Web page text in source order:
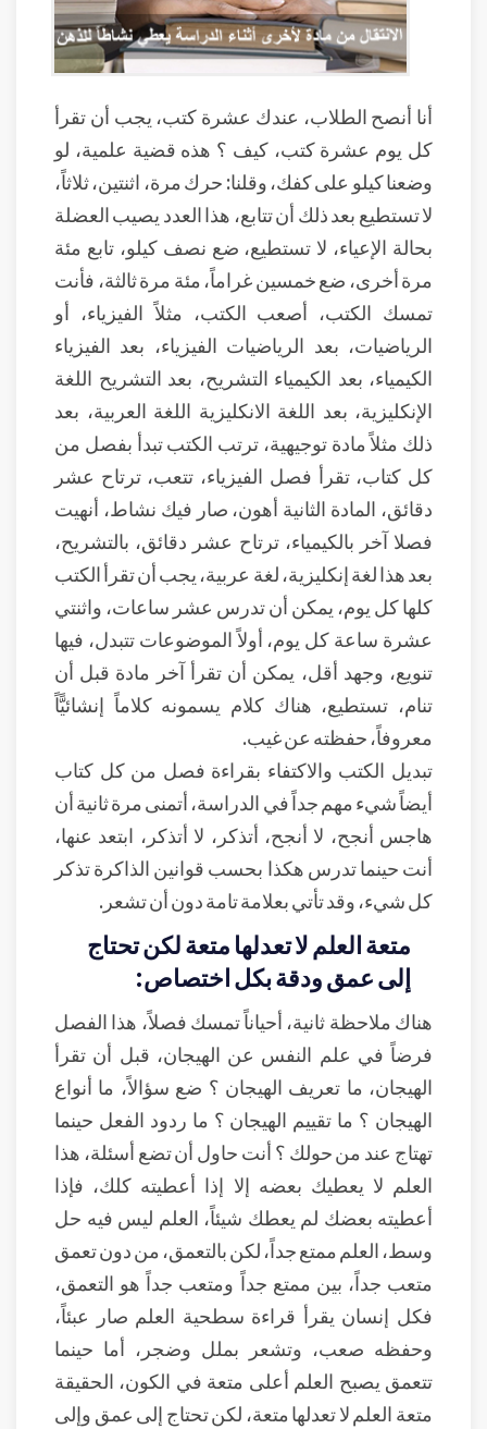
أنا أنصح الطلاب، عندك عشرة كتب، يجب أن تقرأ
كل يوم عشرة كتب، كيف ؟ هذه قضية علمية، لو
وضعنا كيلو على كفك، وقلنا: حرك مرة، اثنتين، ثلاثاً،
لا تستطيع بعد ذلك أن تتابع، هذا العدد يصيب العضلة
بحالة الإعياء، لا تستطيع، ضع نصف كيلو، تابع مئة
مرة أخرى، ضع خمسين غراماً، مئة مرة ثالثة، فأنت
تمسك الكتب، أصعب الكتب، مثلاً الفيزياء، أو
الرياضيات، بعد الرياضيات الفيزياء، بعد الفيزياء
الكيمياء، بعد الكيمياء التشريح، بعد التشريح اللغة
الإنكليزية، بعد اللغة الانكليزية اللغة العربية، بعد
ذلك مثلاً مادة توجيهية، ترتب الكتب تبدأ بفصل من
كل كتاب، تقرأ فصل الفيزياء، تتعب، ترتاح عشر
دقائق، المادة الثانية أهون، صار فيك نشاط، أنهيت
فصلا آخر بالكيمياء، ترتاح عشر دقائق، بالتشريح،
بعد هذا لغة إنكليزية، لغة عربية، يجب أن تقرأ الكتب
كلها كل يوم، يمكن أن تدرس عشر ساعات، واثنتي
عشرة ساعة كل يوم، أولاً الموضوعات تتبدل، فيها
تنويع، وجهد أقل، يمكن أن تقرأ آخر مادة قبل أن
تنام، تستطيع، هناك كلام يسمونه كلاماً إنشائيًّاً
معروفاً، حفظته عن غيب.
تبديل الكتب والاكتفاء بقراءة فصل من كل كتاب
أيضاً شيء مهم جداً في الدراسة، أتمنى مرة ثانية أن
هاجس أنجح، لا أنجح، أتذكر، لا أتذكر، ابتعد عنها،
أنت حينما تدرس هكذا بحسب قوانين الذاكرة تذكر
كل شيء، وقد تأتي بعلامة تامة دون أن تشعر.
متعة العلم لا تعدلها متعة لكن تحتاج
إلى عمق ودقة بكل اختصاص:
هناك ملاحظة ثانية، أحياناً تمسك فصلاً، هذا الفصل
فرضاً في علم النفس عن الهيجان، قبل أن تقرأ
الهيجان، ما تعريف الهيجان ؟ ضع سؤالاً، ما أنواع
الهيجان ؟ ما تقييم الهيجان ؟ ما ردود الفعل حينما
تهتاج عند من حولك ؟ أنت حاول أن تضع أسئلة، هذا
العلم لا يعطيك بعضه إلا إذا أعطيته كلك، فإذا
أعطيته بعضك لم يعطك شيئاً، العلم ليس فيه حل
وسط، العلم ممتع جداً، لكن بالتعمق، من دون تعمق
متعب جداً، بين ممتع جداً ومتعب جداً هو التعمق،
فكل إنسان يقرأ قراءة سطحية العلم صار عبئاً،
وحفظه صعب، وتشعر بملل وضجر، أما حينما
تتعمق يصبح العلم أعلى متعة في الكون، الحقيقة
متعة العلم لا تعدلها متعة، لكن تحتاج إلى عمق وإلى